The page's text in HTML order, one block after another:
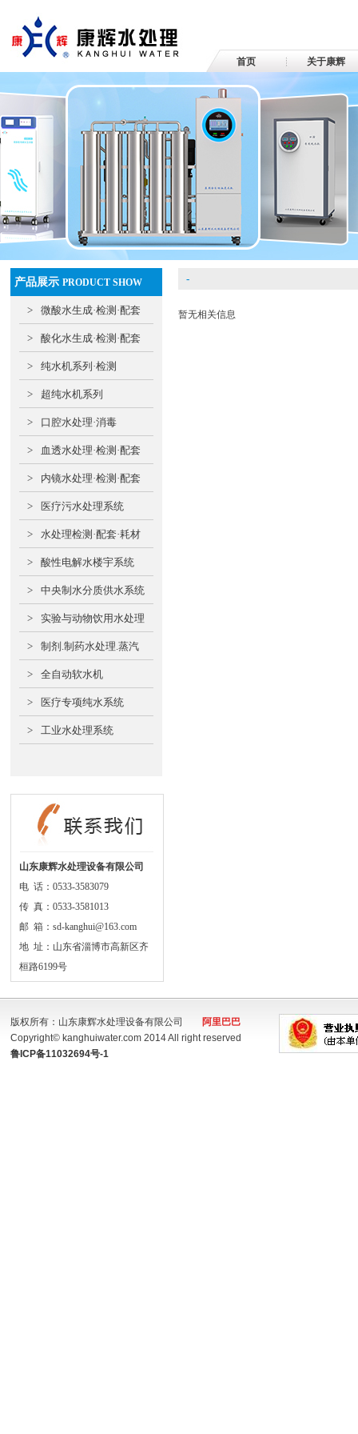
首页 关于康辉
产品展示 PRODUCT SHOW
> 微酸水生成·检测·配套
> 酸化水生成·检测·配套
> 纯水机系列·检测
> 超纯水机系列
> 口腔水处理·消毒
> 血透水处理·检测·配套
> 内镜水处理·检测·配套
> 医疗污水处理系统
> 水处理检测·配套·耗材
> 酸性电解水楼宇系统
> 中央制水分质供水系统
> 实验与动物饮用水处理
> 制剂.制药水处理.蒸汽
> 全自动软水机
> 医疗专项纯水系统
> 工业水处理系统
山东康辉水处理设备有限公司
电 话：0533-3583079
传 真：0533-3581013
邮 箱：sd-kanghui@163.com
地 址：山东省淄博市高新区齐
桓路6199号
-
暂无相关信息
版权所有：山东康辉水处理设备有限公司
阿里巴巴
Copyright© kanghuiwater.com 2014 All right reserved
鲁ICP备11032694号-1